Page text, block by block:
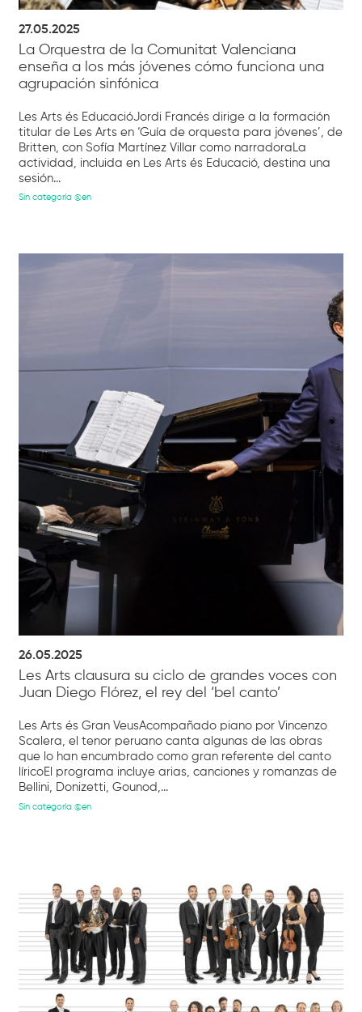
27.05.2025
La Orquestra de la Comunitat Valenciana
enseña a los más jóvenes cómo funciona una
agrupación sinfónica
Les Arts és EducacióJordi Francés dirige a la formación
titular de Les Arts en ‘Guía de orquesta para jóvenes’, de
Britten, con Sofía Martínez Villar como narradoraLa
actividad, incluida en Les Arts és Educació, destina una
sesión...
Sin categoría @en
26.05.2025
Les Arts clausura su ciclo de grandes voces con
Juan Diego Flórez, el rey del ‘bel canto’
Les Arts és Gran VeusAcompañado piano por Vincenzo
Scalera, el tenor peruano canta algunas de las obras
que lo han encumbrado como gran referente del canto
líricoEl programa incluye arias, canciones y romanzas de
Bellini, Donizetti, Gounod,...
Sin categoría @en